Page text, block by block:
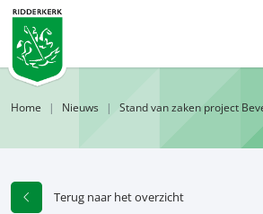
Home Nieuws Stand van zaken project
Terug naar het overzicht